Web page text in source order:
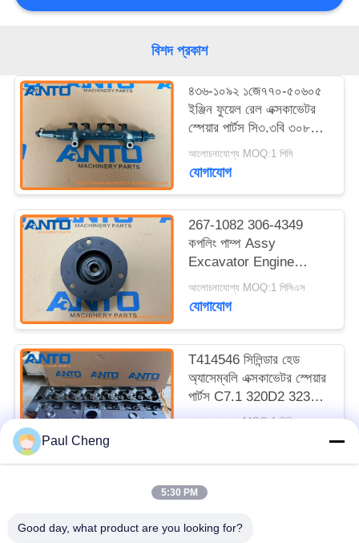
গোপনীয়তা
বিশদ প্রকাশ
৪৩৬-১০৯২ ১জে৭৭০-৫০৬০৫
ইঞ্জিন ফুয়েল রেল এক্সকাভেটর
স্পেয়ার পার্টস সি৩.৩বি ৩০৮
এসআর ৩০৯ সিআর এর জন্য
আলোচনাযোগ্য MOQ:1 পিসি
যোগাযোগ
267-1082 306-4349
কপলিং পাম্প Assy
Excavator Engine
Parts For S3Q2 303.5C
CR 304D CR
আলোচনাযোগ্য MOQ:1 পিসিএস
যোগাযোগ
T414546 সিলিন্ডার হেড
অ্যাসেম্বলি এক্সকাভেটর স্পেয়ার
পার্টস C7.1 320D2 323D3
এর জন্য উপযুক্ত
আলোচনাযোগ্য MOQ:1 পিসি
Paul Cheng
5:30 PM
Good day, what product are you looking for?